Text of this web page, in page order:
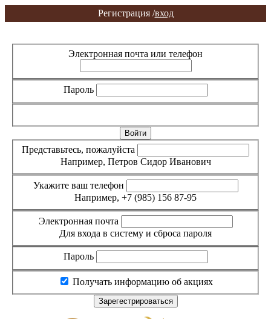
Регистрация /вход
Электронная почта или телефон
Пароль
Представьтесь, пожалуйста
Например, Петров Сидор Иванович
Укажите ваш телефон
Например, +7 (985) 156 87-95
Электронная почта
Для входа в систему и сброса пароля
Пароль
Получать информацию об акциях